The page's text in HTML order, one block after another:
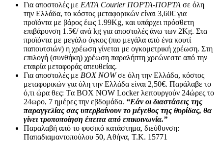
Για αποστολές με ΕΛΤΑ Courier ΠΟΡΤΑ-ΠΟΡΤΑ σε όλη
την Ελλάδα, το κόστος μεταφορικών είναι 3,60€ για
προϊόντα με βάρος έως 1.99Kg, και υπάρχει πρόσθετη
επιβάρυνση 1.5€/ ανά kg για αποστολές άνω των 2Κg. Στα
προϊόντα με μεγάλο όγκος (πιο μεγάλα από ένα κουτί
παπουτσιών) η χρέωση γίνεται με ογκομετρική χρέωση. Στη
επιλογή (συνθήκη) χρέωση παραλήπτη χρεώνεστε από την
εταιρία μεταφοράς απευθείας.
Για αποστολές με BOX NOWσε όλη την Ελλάδα, κόστος
μεταφορικών για όλη την Ελλάδα είναι 2,50€. Παράλαβε το
ό,τι ώρα θες: Tα ΒΟΧ ΝΟW Locker λειτουργούν 24ώρες το
24ωρο, 7 ημέρες την εβδομάδα. “Εάν οι διαστάσεις της
παραγγελίας σας υπερβαίνουν το μέγεθος της θυρίδας, θα
γίνει τροποποίηση έπειτα από επικοινωνία.”
Παραλαβή από το φυσικό κατάστημα, διεύθυνση:
Παπαδιαμαντοπούλου 50, Αθήνα, Τ.Κ. 15771